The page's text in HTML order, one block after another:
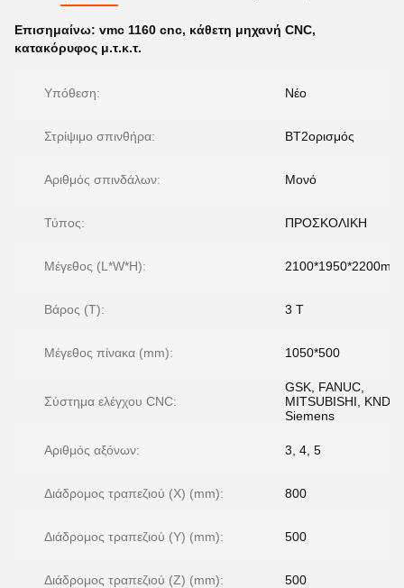
Επισημαίνω: vmc 1160 cnc, κάθετη μηχανή CNC,
κατακόρυφος μ.τ.κ.τ.
Υπόθεση: Νέο
Στρίψιμο σπινθήρα: BT2ορισμός
Αριθμός σπινδάλων: Μονό
Τύπος: ΠΡΟΣΚΟΛΙΚΗ
Μέγεθος (L*W*H): 2100*1950*2200mm
Βάρος (T): 3 Τ
Μέγεθος πίνακα (mm): 1050*500
Σύστημα ελέγχου CNC:
GSK, FANUC,
MITSUBISHI, KND,
Siemens
Αριθμός αξόνων: 3, 4, 5
Διάδρομος τραπεζιού (X) (mm): 800
Διάδρομος τραπεζιού (Y) (mm): 500
Διάδρομος τραπεζιού (Z) (mm): 500